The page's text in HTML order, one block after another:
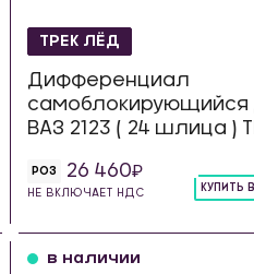
ТРЕК ЛЁД
Дифференциал
самоблокирующийся
ВАЗ 2123 ( 24 шлица )
РОЗ 26 460
НЕ ВКЛЮЧАЕТ НДС КУПИТЬ
в наличии